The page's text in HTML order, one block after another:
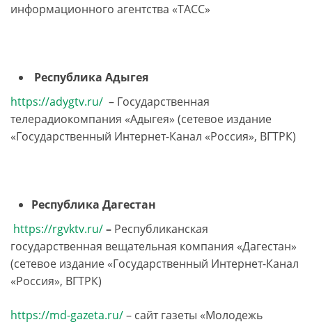
информационного агентства «ТАСС»
Республика Адыгея
https://adygtv.ru/ – Государственная
телерадиокомпания «Адыгея» (сетевое издание
«Государственный Интернет-Канал «Россия», ВГТРК)
Республика Дагестан
https://rgvktv.ru/– Республиканская
государственная вещательная компания «Дагестан»
(сетевое издание «Государственный Интернет-Канал
«Россия», ВГТРК)
https://md-gazeta.ru/– сайт газеты «Молодежь